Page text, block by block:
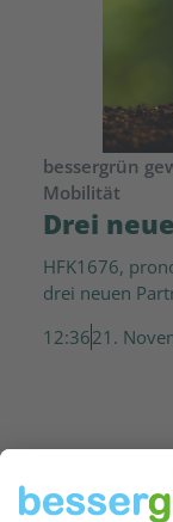
bessergrün
Mobilität
Drei
HFK1676,
drei neuen
12:3621.